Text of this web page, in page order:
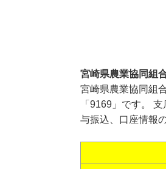
宮崎県農業協同組
宮崎県農業協同組
「9169」です。
与振込、口座情報